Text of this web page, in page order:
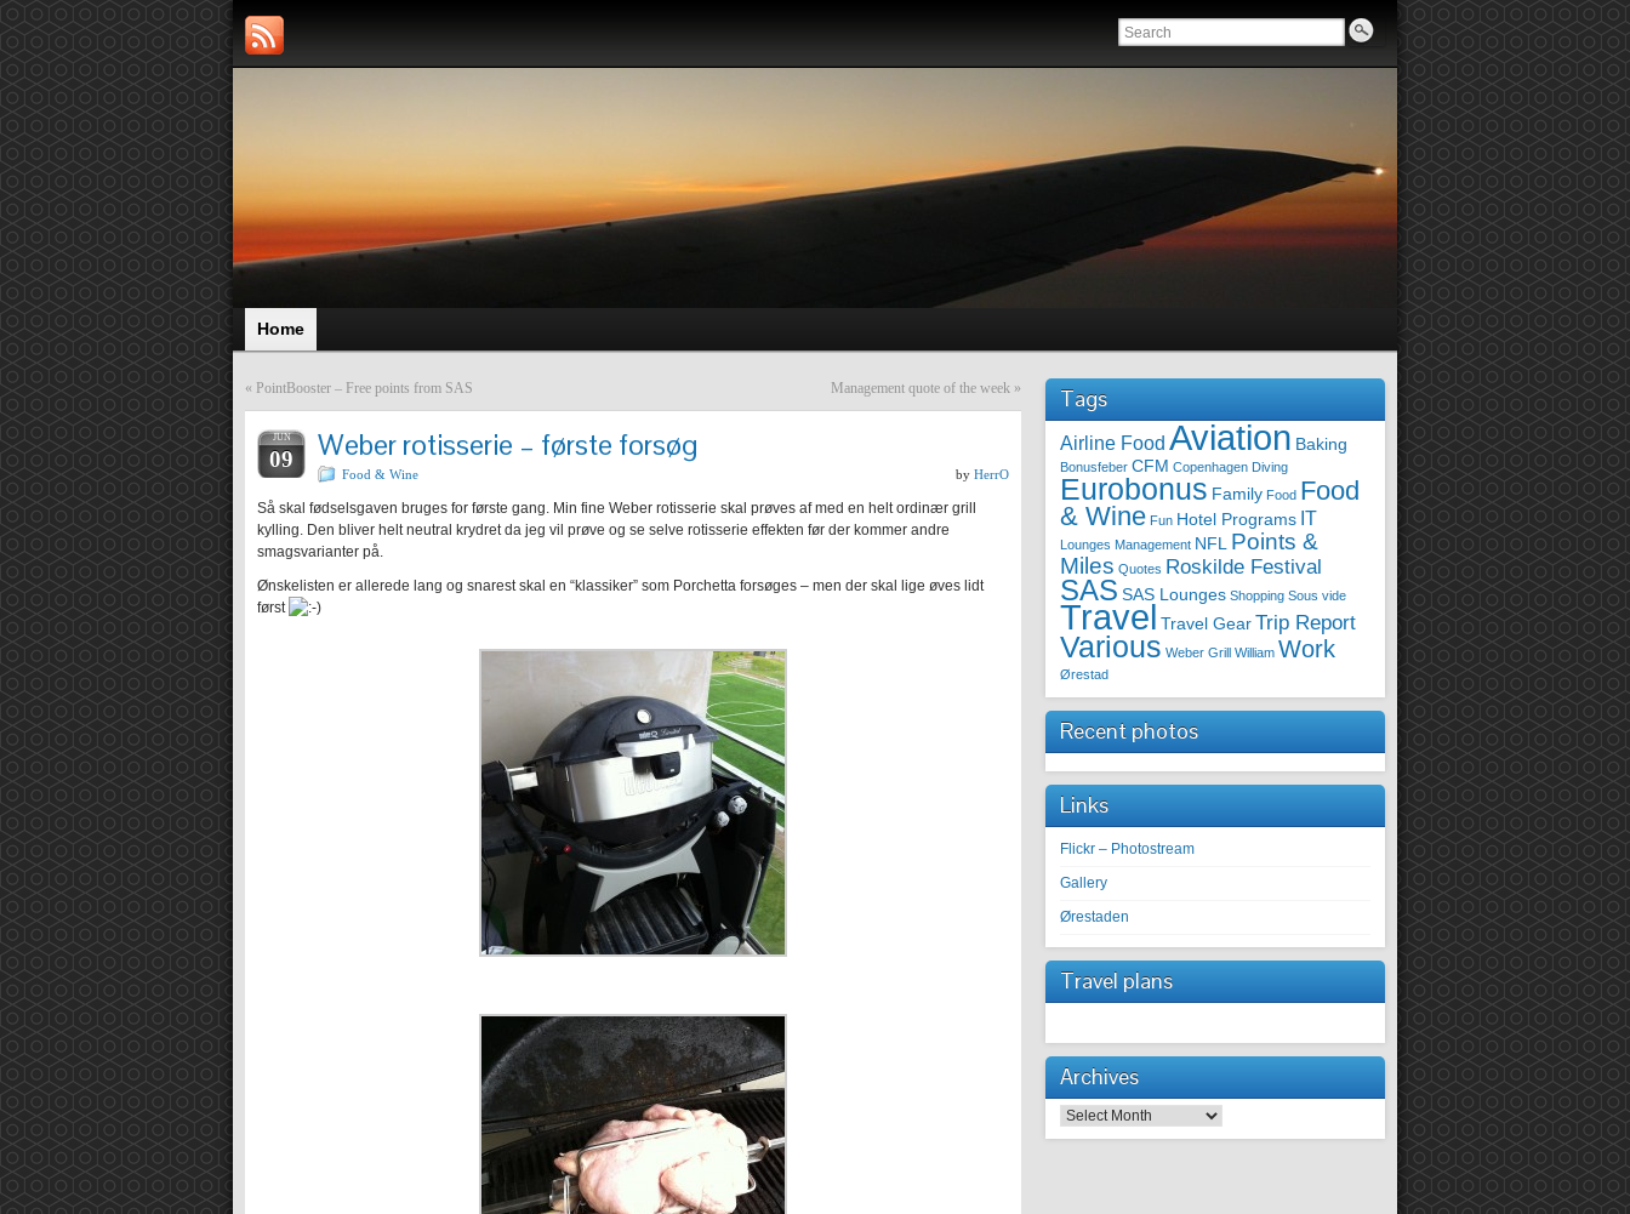
Home
« PointBooster – Free points from SAS Management quote of the week »
JUN
09 Weber rotisserie – første forsøg
Food & Wine by HerrO
Så skal fødselsgaven bruges for første gang. Min fine Weber rotisserie skal prøves af med en helt ordinær grill
kylling. Den bliver helt neutral krydret da jeg vil prøve og se selve rotisserie effekten før der kommer andre
smagsvarianter på.
Ønskelisten er allerede lang og snarest skal en “klassiker” som Porchetta forsøges – men der skal lige øves lidt
først
Tags
Airline Food Aviation Baking
Bonusfeber CFM Copenhagen Diving
Eurobonus Family Food Food
& Wine Fun Hotel Programs IT
Lounges Management NFL Points &
Miles Quotes Roskilde Festival
SAS SAS Lounges Shopping Sous vide
Travel Travel Gear Trip Report
Various Weber Grill William Work
Ørestad
Recent photos
Links
Flickr – Photostream
Gallery
Ørestaden
Travel plans
Archives